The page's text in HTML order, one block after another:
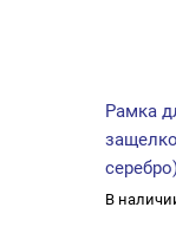
Рамка
В